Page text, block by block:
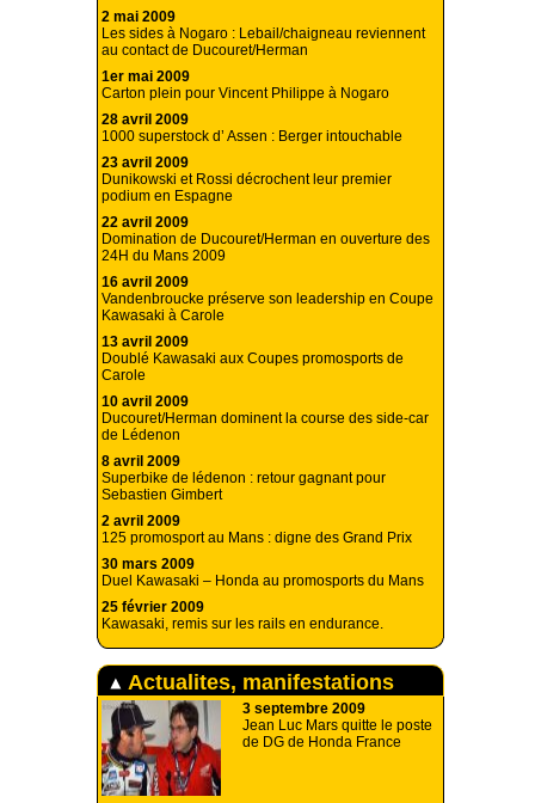
2 mai 2009
Les sides à Nogaro : Lebail/chaigneau reviennent
au contact de Ducouret/Herman
1er mai 2009
Carton plein pour Vincent Philippe à Nogaro
28 avril 2009
1000 superstock d’ Assen : Berger intouchable
23 avril 2009
Dunikowski et Rossi décrochent leur premier
podium en Espagne
22 avril 2009
Domination de Ducouret/Herman en ouverture des
24H du Mans 2009
16 avril 2009
Vandenbroucke préserve son leadership en Coupe
Kawasaki à Carole
13 avril 2009
Doublé Kawasaki aux Coupes promosports de
Carole
10 avril 2009
Ducouret/Herman dominent la course des side-car
de Lédenon
8 avril 2009
Superbike de lédenon : retour gagnant pour
Sebastien Gimbert
2 avril 2009
125 promosport au Mans : digne des Grand Prix
30 mars 2009
Duel Kawasaki – Honda au promosports du Mans
25 février 2009
Kawasaki, remis sur les rails en endurance.
Actualites, manifestations
3 septembre 2009
Jean Luc Mars quitte le poste
de DG de Honda France